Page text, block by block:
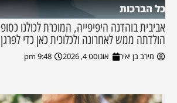
כל הברכות
אביבית בוהדנה היפיפייה, המוכרת לכולנו
הולדתה ממש לאחרונה ולכלוכית כאן כדי
מירב בן יאיר אוגוסט 4, 2026 9:48 pm